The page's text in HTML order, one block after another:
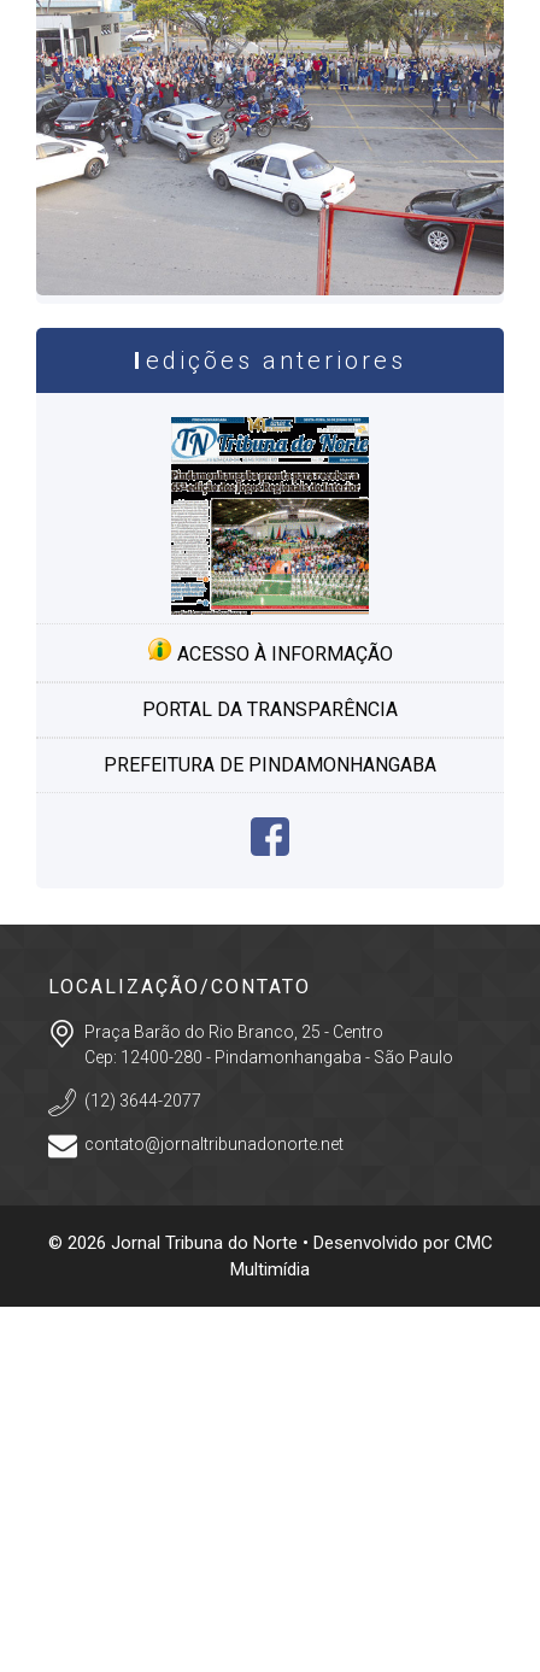
edições anteriores
ACESSO À INFORMAÇÃO
PORTAL DA TRANSPARÊNCIA
PREFEITURA DE PINDAMONHANGABA
LOCALIZAÇÃO/CONTATO
Praça Barão do Rio Branco, 25 - Centro
Cep: 12400-280 - Pindamonhangaba - São Paulo
(12) 3644-2077
contato@jornaltribunadonorte.net
© 2026 Jornal Tribuna do Norte • Desenvolvido por CMC
Multimídia